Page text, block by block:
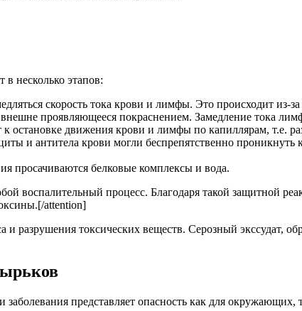
в несколько этапов:
скорость тока крови и лимфы. Это происходит из-
проявляющееся покраснением. Замедление тока
движения крови и лимфы по капиллярам, т.е.
и антитела крови могли беспрепятственно проникнуть
просачиваются белковые комплексы и вода.
воспалительный процесс. Благодаря такой защитной
attention]
разрушения токсических веществ. Серозный экссудат,
представляет опасность как для окружающих,